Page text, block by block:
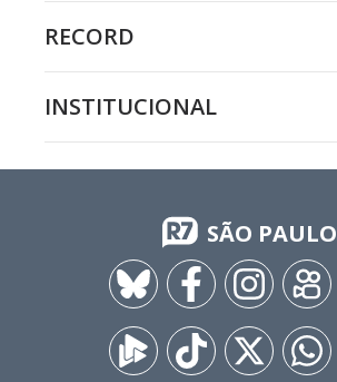
RECORD
INSTITUCIONAL
SÃO PAULO